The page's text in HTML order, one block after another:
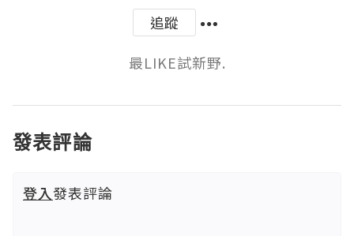
追蹤
最LIKE試新野.
發表評論
登入發表評論